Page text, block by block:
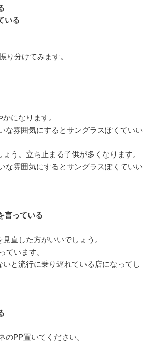
いる
り分けてみます。
になります。
な雰囲気にするとサングラスぽくていい
う。立ち止まる子供が多くなります。
な雰囲気にするとサングラスぽくていい
言っている
直した方がいいでしょう。
います。
と流行に乗り遅れている店になってし
PP置いてください。